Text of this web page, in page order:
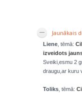
Jaunākais
Liene , tēmā:
izveidots
Sveiki,esmu 2
draugu,ar kuru
Toliks , tēmā: